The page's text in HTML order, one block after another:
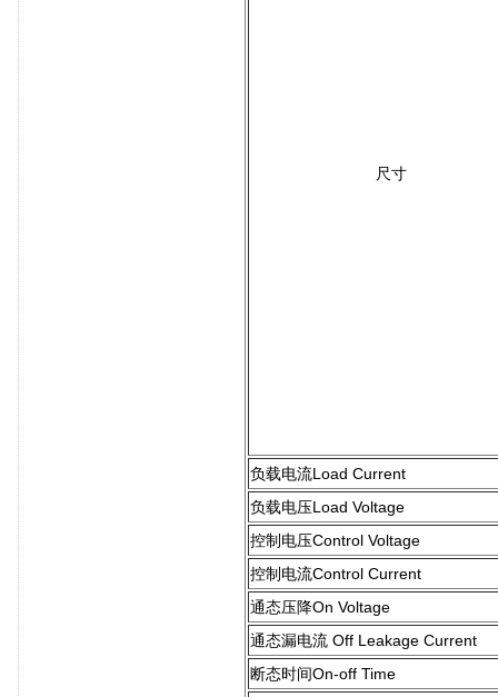
尺寸
负载电流Load Current
负载电压Load Voltage
控制电压Control Voltage
控制电流Control Current
通态压降On Voltage
通态漏电流 Off Leakage Current
断态时间On-off Time